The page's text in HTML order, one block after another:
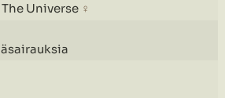
Universe ♀